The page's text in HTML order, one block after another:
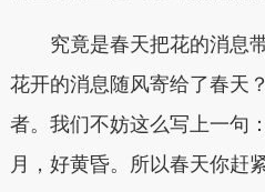
究竟是春天把花的消息
花开的消息随风寄给了春天
者。我们不妨这么写上一句
月，好黄昏。所以春天你赶